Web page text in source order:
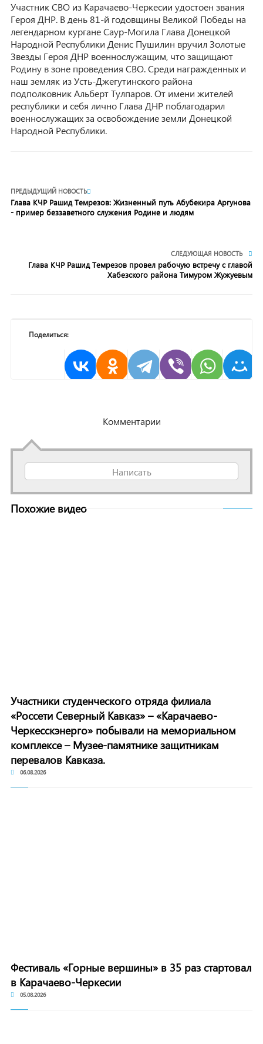
Участник СВО из Карачаево-Черкесии удостоен звания
Героя ДНР. В день 81-й годовщины Великой Победы на
легендарном кургане Саур-Могила Глава Донецкой
Народной Республики Денис Пушилин вручил Золотые
Звезды Героя ДНР военнослужащим, что защищают
Родину в зоне проведения СВО. Среди награжденных и
наш земляк из Усть-Джегутинского района
подполковник Альберт Тулпаров. От имени жителей
республики и себя лично Глава ДНР поблагодарил
военнослужащих за освобождение земли Донецкой
Народной Республики.
ПРЕДЫДУЩИЙ НОВОСТЬ
Глава КЧР Рашид Темрезов: Жизненный путь Абубекира Аргунова
- пример беззаветного служения Родине и людям
СЛЕДУЮЩАЯ НОВОСТЬ
Глава КЧР Рашид Темрезов провел рабочую встречу с главой
Хабезского района Тимуром Жужуевым
Поделиться:
Комментарии
Написать
Похожие видео
Участники студенческого отряда филиала
«Россети Северный Кавказ» – «Карачаево-
Черкесскэнерго» побывали на мемориальном
комплексе – Музее-памятнике защитникам
перевалов Кавказа.
06.08.2026
Фестиваль «Горные вершины» в 35 раз стартовал
в Карачаево-Черкесии
05.08.2026